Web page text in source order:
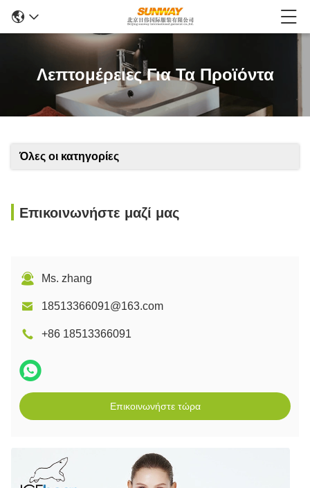
Λεπτομέρειες Για Τα Προϊόντα
Όλες οι κατηγορίες
Επικοινωνήστε μαζί μας
Ms. zhang
18513366091@163.com
+86 18513366091
Επικοινωνήστε τώρα